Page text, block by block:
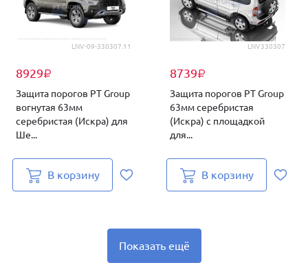
LNV-09-330307.11
8929₽
Защита порогов PT Group
вогнутая 63мм
серебристая (Искра) для
Ше...
В корзину
LNV330307
8739₽
Защита порогов PT Group
63мм серебристая
(Искра) с площадкой
для...
В корзину
Показать ещё